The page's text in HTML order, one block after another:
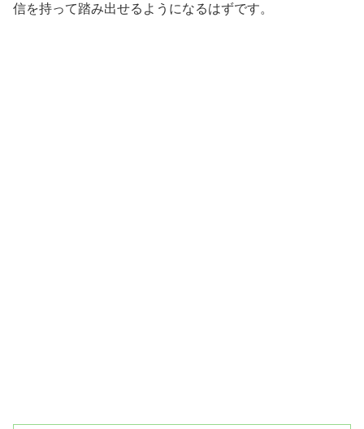
信を持って踏み出せるようになるはずです。